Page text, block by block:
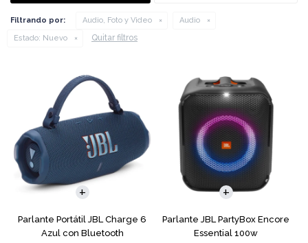
Filtrando por: Audio, Foto y Video
Audio
Estado: Nuevo Quitar filtros
Parlante Portátil JBL Charge 6
Azul con Bluetooth
Parlante JBL PartyBox Encore
Essential 100w